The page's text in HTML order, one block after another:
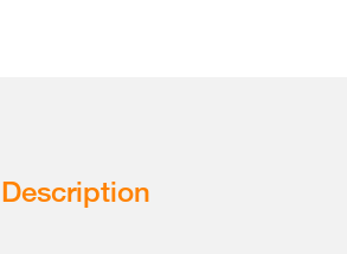
Description